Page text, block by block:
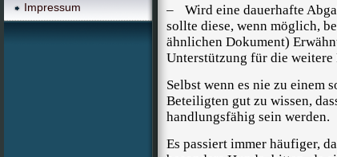
Impressum
–
Wird eine dauerhafte
sollte diese, wenn möglich,
ähnlichen Dokument)
Unterstützung für die weitere
Selbst wenn es nie zu einem
Beteiligten gut zu wissen,
handlungsfähig sein werden.
Es passiert immer häufiger,